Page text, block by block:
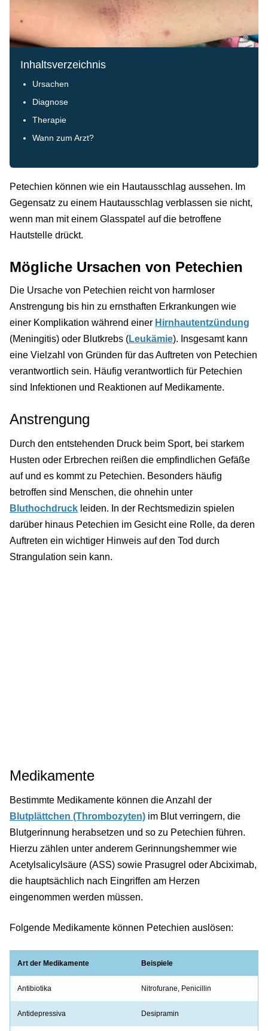
©
Inhaltsverzeichnis
Ursachen
Diagnose
Therapie
Wann zum Arzt?
Petechien können wie ein Hautausschlag aussehen. Im
Gegensatz zu einem Hautausschlag verblassen sie nicht,
wenn man mit einem Glasspatel auf die betroffene
Hautstelle drückt.
Mögliche Ursachen von Petechien
Die Ursache von Petechien reicht von harmloser
Anstrengung bis hin zu ernsthaften Erkrankungen wie
einer Komplikation während einer Hirnhautentzündung
(Meningitis) oder Blutkrebs (Leukämie). Insgesamt kann
eine Vielzahl von Gründen für das Auftreten von Petechien
verantwortlich sein. Häufig verantwortlich für Petechien
sind Infektionen und Reaktionen auf Medikamente.
Anstrengung
Durch den entstehenden Druck beim Sport, bei starkem
Husten oder Erbrechen reißen die empfindlichen Gefäße
auf und es kommt zu Petechien. Besonders häufig
betroffen sind Menschen, die ohnehin unter
Bluthochdruck leiden. In der Rechtsmedizin spielen
darüber hinaus Petechien im Gesicht eine Rolle, da deren
Auftreten ein wichtiger Hinweis auf den Tod durch
Strangulation sein kann.
Medikamente
Bestimmte Medikamente können die Anzahl der
Blutplättchen (Thrombozyten) im Blut verringern, die
Blutgerinnung herabsetzen und so zu Petechien führen.
Hierzu zählen unter anderem Gerinnungshemmer wie
Acetylsalicylsäure (ASS) sowie Prasugrel oder Abciximab,
die hauptsächlich nach Eingriffen am Herzen
eingenommen werden müssen.
Folgende Medikamente können Petechien auslösen:
Art der Medikamente Beispiele
Antibiotika Nitrofurane, Penicillin
Antidepressiva Desipramin